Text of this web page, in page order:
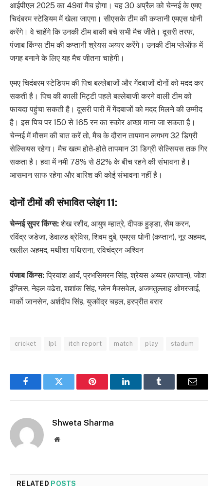
आईपीएल 2025 का 49वां मैच होगा। यह 30 अप्रैल को चेन्नई के एमए
चिदंबरम स्टेडियम में खेला जाएगा। सीएसके टीम की कप्तानी एमएस धोनी
करेंगे। वे चाहेंगे कि उनकी टीम बाकी बचे सभी मैच जीते। दूसरी तरफ,
पंजाब किंग्स टीम की कप्तानी श्रेयस अय्यर करेंगे। उनकी टीम प्लेऑफ में
जगह बनाने के लिए यह मैच जीतना चाहेगी।
एमए चिदंबरम स्टेडियम की पिच बल्लेबाजों और गेंदबाजों दोनों को मदद कर
सकती है। पिच की काली मिट्टी पहले बल्लेबाजी करने वाली टीम को
फायदा पहुंचा सकती है। दूसरी पारी में गेंदबाजों को मदद मिलने की उम्मीद
है। इस पिच पर 150 से 165 रन का स्कोर अच्छा माना जा सकता है।
चेन्नई में मौसम की बात करें तो, मैच के दौरान तापमान लगभग 32 डिग्री
सेल्सियस रहेगा। मैच खत्म होते-होते तापमान 31 डिग्री सेल्सियस तक गिर
सकता है। हवा में नमी 78% से 82% के बीच रहने की संभावना है।
आसमान साफ रहेगा और बारिश की कोई संभावना नहीं है।
दोनों टीमों की संभावित प्लेइंग 11:
चेन्नई सुपर किंग्स:शेख रशीद, आयुष म्हात्रे, दीपक हुड्डा, सैम करन,
रविंद्र जडेजा, डेवाल्ड ब्रेविस, शिवम दुबे, एमएस धोनी (कप्तान), नूर अहमद,
खलील अहमद, मथीशा पथिराना, रविचंद्रन अश्विन
पंजाब किंग्स:प्रियांश आर्य, प्रभसिमरन सिंह, श्रेयस अय्यर (कप्तान), जोश
इंग्लिस, नेहल वढेरा, शशांक सिंह, ग्लेन मैक्सवेल, अजमतुल्लाह ओमरजाई,
मार्को जानसेन, अर्शदीप सिंह, युजवेंद्र चहल, हरप्रीत बरार
cricket Ipl itch report match play stadum
FacebookTwitter Pinterest LinkedInTumblr Email
Shweta Sharma
Website
RELATED POSTS